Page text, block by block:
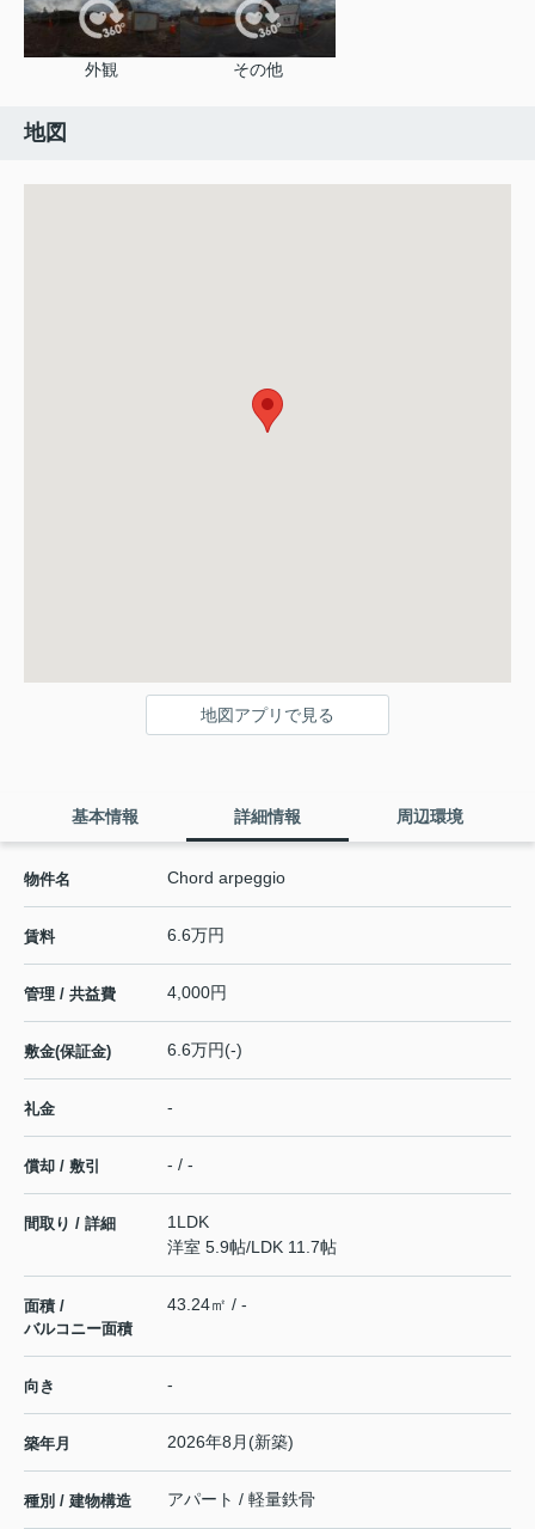
外観 その他
地図
地図アプリで見る
基本情報 詳細情報 周辺環境
物件名 Chord arpeggio
賃料 6.6万円
管理 / 共益費 4,000円
敷金(保証金) 6.6万円(-)
礼金 -
償却 / 敷引 - / -
間取り / 詳細
1LDK
洋室 5.9帖/LDK 11.7帖
面積 /
バルコニー面積
43.24㎡ / -
向き -
築年月 2026年8月(新築)
種別 / 建物構造 アパート / 軽量鉄骨